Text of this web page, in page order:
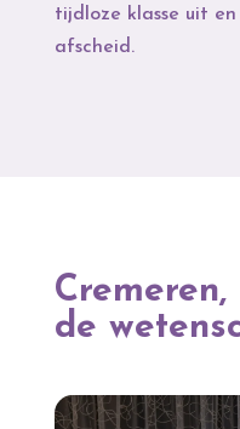
tijdloze klasse uit
afscheid.
de